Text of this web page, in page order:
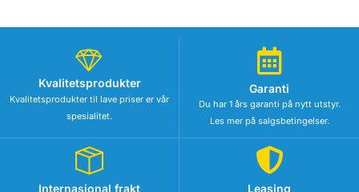
Kvalitetsprodukter
Kvalitetsprodukter til lave priser er vår
spesialitet.
Garanti
Du har 1 års garanti på nytt utstyr.
Les mer på salgsbetingelser.
Internasjonal frakt Leasing